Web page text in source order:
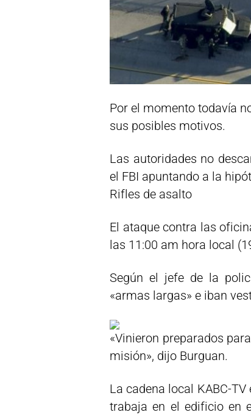
Por el momento todavía
sus posibles motivos.
Las autoridades no
el FBI apuntando a la
Rifles de asalto
El ataque contra las
las 11:00 am hora local
Según el jefe de la
«armas largas» e iban
«Vinieron preparados
misión», dijo Burguan.
La cadena local KABC-
trabaja en el edificio en